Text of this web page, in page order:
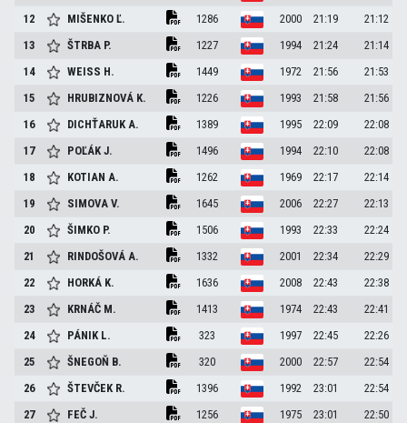
12
MIŠENKOĽ. 1286 2000 21:19
21:12
13
ŠTRBA P. 1227 1994 21:24
21:14
14
WEISS H. 1449 1972 21:56
21:53
15
HRUBIZNOVÁ K. 1226 1993 21:58
21:56
16
DICHŤARUKA. 1389 1995 22:09
22:08
17
POĽÁKJ. 1496 1994 22:10
22:08
18
KOTIANA. 1262 1969 22:17
22:14
19
SIMOVAV. 1645 2006 22:27
22:13
20
ŠIMKO P. 1506 1993 22:33
22:24
21
RINDOŠOVÁA. 1332 2001 22:34
22:29
22
HORKÁ K. 1636 2008 22:43
22:38
23
KRNÁČ M. 1413 1974 22:43
22:41
24
PÁNIK L. 323 1997 22:45
22:26
25
ŠNEGOŇ B. 320 2000 22:57
22:54
26
ŠTEVČEK R. 1396 1992 23:01
22:54
27
FEČJ. 1256 1975 23:01
22:50